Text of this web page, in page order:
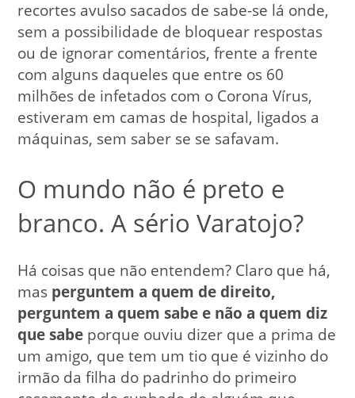
recortes avulso sacados de sabe-se lá onde,
sem a possibilidade de bloquear respostas
ou de ignorar comentários, frente a frente
com alguns daqueles que entre os 60
milhões de infetados com o Corona Vírus,
estiveram em camas de hospital, ligados a
máquinas, sem saber se se safavam.
O mundo não é preto e
branco. A sério Varatojo?
Há coisas que não entendem? Claro que há,
mas perguntem a quem de direito,
perguntem a quem sabe e não a quem diz
que sabe porque ouviu dizer que a prima de
um amigo, que tem um tio que é vizinho do
irmão da filha do padrinho do primeiro